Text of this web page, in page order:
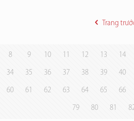
Trang
8 9 10 11 12 13 14
34 35 36 37 38 39 40
60 61 62 63 64 65 66
79 80 81